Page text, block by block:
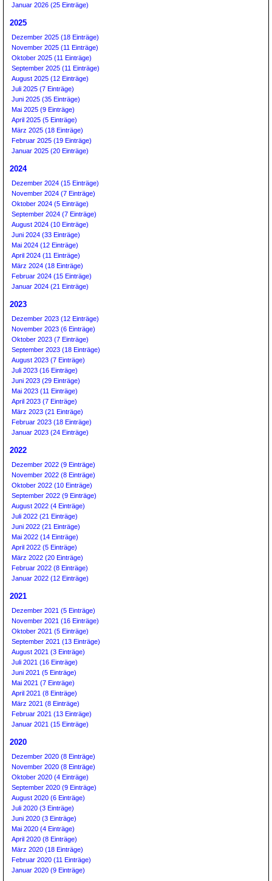
Januar 2026 (25 Einträge)
2025
Dezember 2025 (18 Einträge)
November 2025 (11 Einträge)
Oktober 2025 (11 Einträge)
September 2025 (11 Einträge)
August 2025 (12 Einträge)
Juli 2025 (7 Einträge)
Juni 2025 (35 Einträge)
Mai 2025 (9 Einträge)
April 2025 (5 Einträge)
März 2025 (18 Einträge)
Februar 2025 (19 Einträge)
Januar 2025 (20 Einträge)
2024
Dezember 2024 (15 Einträge)
November 2024 (7 Einträge)
Oktober 2024 (5 Einträge)
September 2024 (7 Einträge)
August 2024 (10 Einträge)
Juni 2024 (33 Einträge)
Mai 2024 (12 Einträge)
April 2024 (11 Einträge)
März 2024 (18 Einträge)
Februar 2024 (15 Einträge)
Januar 2024 (21 Einträge)
2023
Dezember 2023 (12 Einträge)
November 2023 (6 Einträge)
Oktober 2023 (7 Einträge)
September 2023 (18 Einträge)
August 2023 (7 Einträge)
Juli 2023 (16 Einträge)
Juni 2023 (29 Einträge)
Mai 2023 (11 Einträge)
April 2023 (7 Einträge)
März 2023 (21 Einträge)
Februar 2023 (18 Einträge)
Januar 2023 (24 Einträge)
2022
Dezember 2022 (9 Einträge)
November 2022 (8 Einträge)
Oktober 2022 (10 Einträge)
September 2022 (9 Einträge)
August 2022 (4 Einträge)
Juli 2022 (21 Einträge)
Juni 2022 (21 Einträge)
Mai 2022 (14 Einträge)
April 2022 (5 Einträge)
März 2022 (20 Einträge)
Februar 2022 (8 Einträge)
Januar 2022 (12 Einträge)
2021
Dezember 2021 (5 Einträge)
November 2021 (16 Einträge)
Oktober 2021 (5 Einträge)
September 2021 (13 Einträge)
August 2021 (3 Einträge)
Juli 2021 (16 Einträge)
Juni 2021 (5 Einträge)
Mai 2021 (7 Einträge)
April 2021 (8 Einträge)
März 2021 (8 Einträge)
Februar 2021 (13 Einträge)
Januar 2021 (15 Einträge)
2020
Dezember 2020 (8 Einträge)
November 2020 (8 Einträge)
Oktober 2020 (4 Einträge)
September 2020 (9 Einträge)
August 2020 (6 Einträge)
Juli 2020 (3 Einträge)
Juni 2020 (3 Einträge)
Mai 2020 (4 Einträge)
April 2020 (8 Einträge)
März 2020 (18 Einträge)
Februar 2020 (11 Einträge)
Januar 2020 (9 Einträge)